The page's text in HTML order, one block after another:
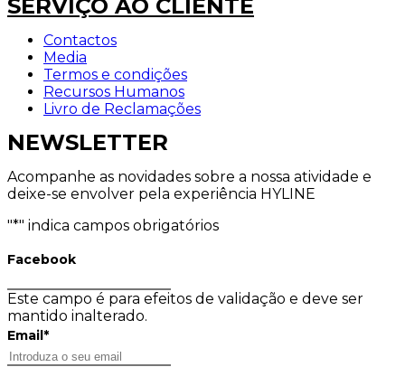
SERVIÇO AO CLIENTE
Contactos
Media
Termos e condições
Recursos Humanos
Livro de Reclamações
NEWSLETTER
Acompanhe as novidades sobre a nossa atividade e
deixe-se envolver pela experiência HYLINE
"*" indica campos obrigatórios
Facebook
Este campo é para efeitos de validação e deve ser
mantido inalterado.
Email*